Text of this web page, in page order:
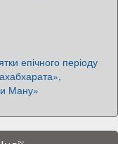
епічного періоду
Ману»